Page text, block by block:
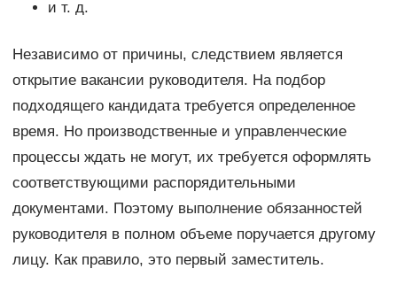
и т. д.
Независимо от причины, следствием является
открытие вакансии руководителя. На подбор
подходящего кандидата требуется определенное
время. Но производственные и управленческие
процессы ждать не могут, их требуется оформлять
соответствующими распорядительными
документами. Поэтому выполнение обязанностей
руководителя в полном объеме поручается другому
лицу. Как правило, это первый заместитель.